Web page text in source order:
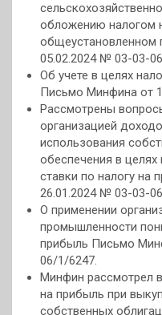
обложению налогом
05.02.2024 № 03-03-
Об учете в целях
Письмо Минфина от
Рассмотрены
организацией
использования
обеспечения в
ставки по налогу
26.01.2024 № 03-03-
О применении
промышленности
прибыль Письмо
06/1/6247.
Минфин рассмотрел
на прибыль при
собственных